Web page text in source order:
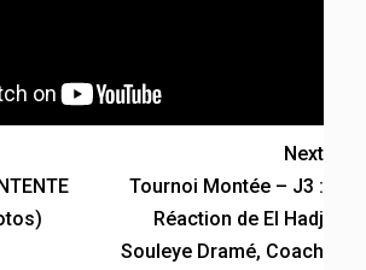
Next
Tournoi Montée – J3 :
Réaction de El Hadj
Souleye Dramé, Coach